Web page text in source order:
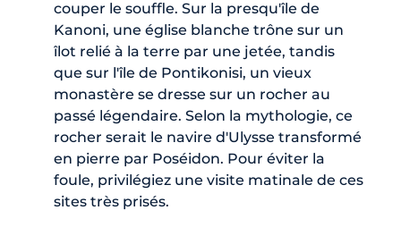
couper le souffle. Sur la presqu'île de
Kanoni, une église blanche trône sur un
îlot relié à la terre par une jetée, tandis
que sur l'île de Pontikonisi, un vieux
monastère se dresse sur un rocher au
passé légendaire. Selon la mythologie, ce
rocher serait le navire d'Ulysse transformé
en pierre par Poséidon. Pour éviter la
foule, privilégiez une visite matinale de ces
sites très prisés.